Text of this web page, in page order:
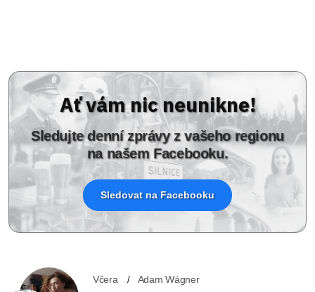
Ať vám nic neunikne!
Sledujte denní zprávy z vašeho regionu
na našem Facebooku.
Sledovat na Facebooku
Včera Adam Wágner